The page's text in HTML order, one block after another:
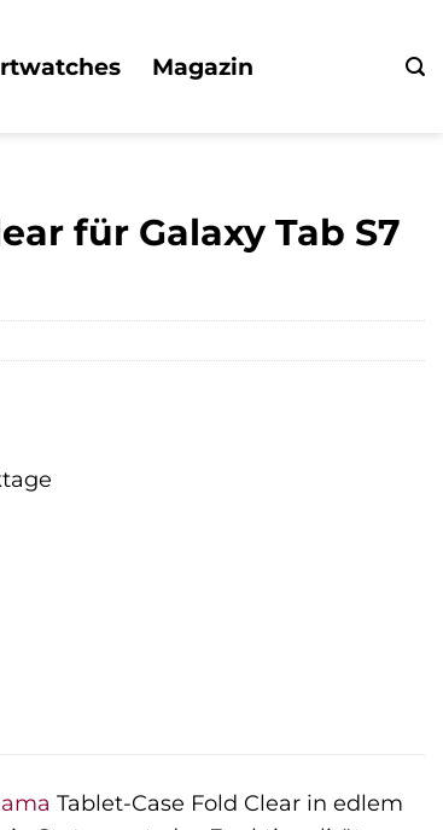
Magazin
für Galaxy Tab S7
Tablet-Case Fold Clear in edlem